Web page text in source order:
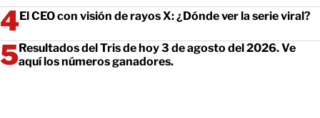
El CEO con visión de rayos X: ¿Dónde ver la serie viral?
Resultados del Tris de hoy 3 de agosto del 2026. Ve
aquí los números ganadores.